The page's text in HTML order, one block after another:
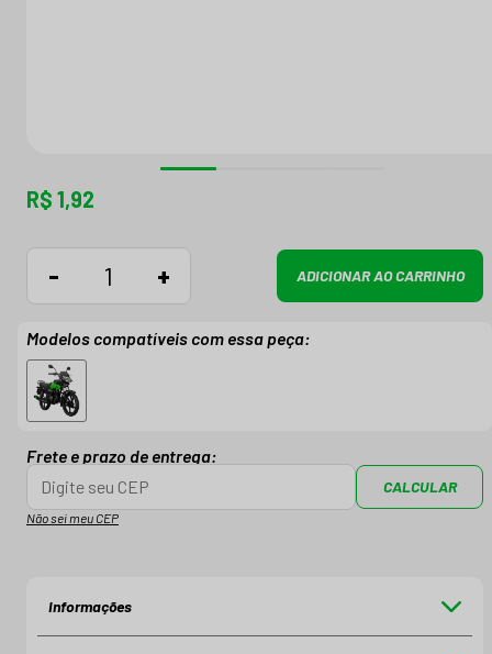
R$ 1,92
- + ADICIONAR AO CARRINHO
Modelos compatíveis com essa peça:
Frete e prazo de entrega:
CALCULAR
Não sei meu CEP
Informações